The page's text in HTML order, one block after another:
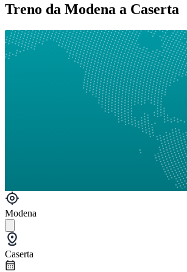
Treno da Modena a Caserta
Modena
Caserta